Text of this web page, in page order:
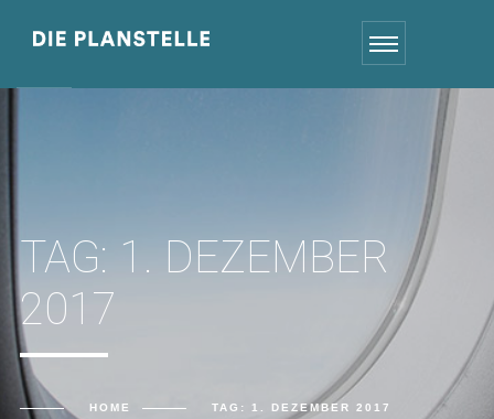
TAG: 1. DEZEMBER
2017
HOME TAG: 1. DEZEMBER 2017